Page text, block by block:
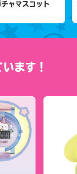
ャマスコット
ます！